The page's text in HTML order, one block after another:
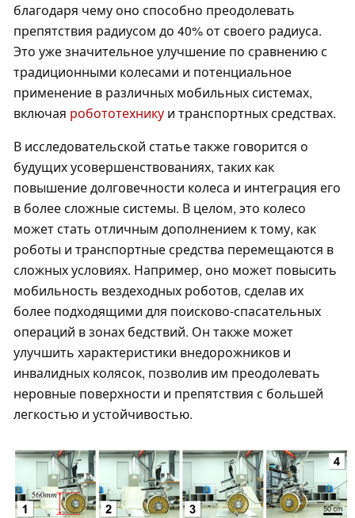
благодаря чему оно способно преодолевать
препятствия радиусом до 40% от своего радиуса.
Это уже значительное улучшение по сравнению с
традиционными колесами и потенциальное
применение в различных мобильных системах,
включая робототехнику и транспортных средствах.
В исследовательской статье также говорится о
будущих усовершенствованиях, таких как
повышение долговечности колеса и интеграция его
в более сложные системы. В целом, это колесо
может стать отличным дополнением к тому, как
роботы и транспортные средства перемещаются в
сложных условиях. Например, оно может повысить
мобильность вездеходных роботов, сделав их
более подходящими для поисково-спасательных
операций в зонах бедствий. Он также может
улучшить характеристики внедорожников и
инвалидных колясок, позволив им преодолевать
неровные поверхности и препятствия с большей
легкостью и устойчивостью.